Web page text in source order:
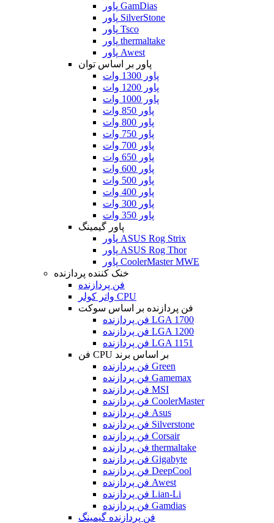
پاور GamDias
پاور SilverStone
پاور Tsco
پاور thermaltake
پاور Awest
پاور بر اساس توان
پاور 1300 وات
پاور 1200 وات
پاور 1000 وات
پاور 850 وات
پاور 800 وات
پاور 750 وات
پاور 700 وات
پاور 650 وات
پاور 600 وات
پاور 500 وات
پاور 400 وات
پاور 300 وات
پاور 350 وات
پاور گیمینگ
پاور ASUS Rog Strix
پاور ASUS Rog Thor
پاور CoolerMaster MWE
خنک کننده پردازنده
فن پردازنده
واتر کولر CPU
فن پردازنده بر اساس سوکت
فن پردازنده LGA 1700
فن پردازنده LGA 1200
فن پردازنده LGA 1151
فن CPU بر اساس برند
فن پردازنده Green
فن پردازنده Gamemax
فن پردازنده MSI
فن پردازنده CoolerMaster
فن پردازنده Asus
فن پردازنده Silverstone
فن پردازنده Corsair
فن پردازنده thermaltake
فن پردازنده Gigabyte
فن پردازنده DeepCool
فن پردازنده Awest
فن پردازنده Lian-Li
فن پردازنده Gamdias
فن پردازنده گیمینگ